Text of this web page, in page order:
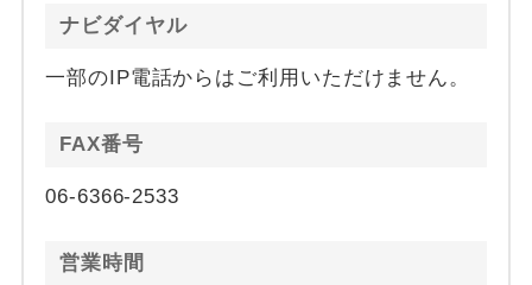
ナビダイヤル
一部のIP電話からはご利用いただけません。
FAX番号
06-6366-2533
営業時間